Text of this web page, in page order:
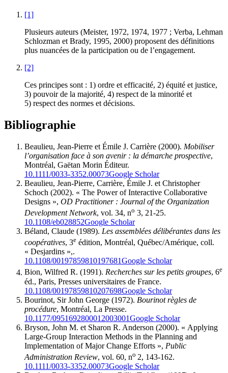
[1]
Plusieurs auteurs (Meister, 1972, 1974, 1977 ; Verba, Lehman
Schlozman et Brady, 1995, 2000) proposent des définitions
plus nuancées de la participation ou de l’engagement.
[2]
Ces principes sont : 1) ordre et efficacité, 2) équité et justice,
3) pouvoir de la majorité, 4) respect de la minorité et
5) respect des normes et décisions.
Bibliographie
Beaulieu, Jean-Pierre et Émile J. Carrière (2000). Mobiliser
l’organisation face à son avenir : la démarche prospective,
Montréal, Gaëtan Morin Éditeur.
10.1111/0033-3352.00073Google Scholar
Beaulieu, Jean-Pierre, Carrière, Émile J. et Christopher
Schoch (2002). « The Power of Interactive Collaborative
Designs », OD Practitioner : Journal of the Organization
Development Network, vol. 34, no 3, 21-25.
10.1108/eb028852Google Scholar
Béland, Claude (1989). Les assemblées délibérantes dans les
coopératives, 3e édition, Montréal, Québec/Amérique, coll.
« Desjardins »,.
10.1108/00197859810197681Google Scholar
Bion, Wilfred R. (1991). Recherches sur les petits groupes, 6e
éd., Paris, Presses universitaires de France.
10.1108/00197859810207698Google Scholar
Bourinot, Sir John George (1972). Bourinot règles de
procédure, Montréal, La Presse.
10.1177/0951692800012003001Google Scholar
Bryson, John M. et Sharon R. Anderson (2000). « Applying
Large-Group Interaction Methods in the Planning and
Implementation of Major Change Efforts », Public
Administration Review, vol. 60, no 2, 143-162.
10.1111/0033-3352.00073Google Scholar